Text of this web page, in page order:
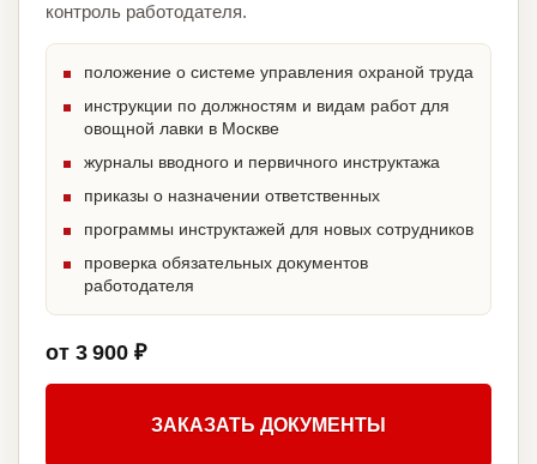
контроль работодателя.
положение о системе управления охраной труда
инструкции по должностям и видам работ для
овощной лавки в Москве
журналы вводного и первичного инструктажа
приказы о назначении ответственных
программы инструктажей для новых сотрудников
проверка обязательных документов
работодателя
от 3 900 ₽
ЗАКАЗАТЬ ДОКУМЕНТЫ